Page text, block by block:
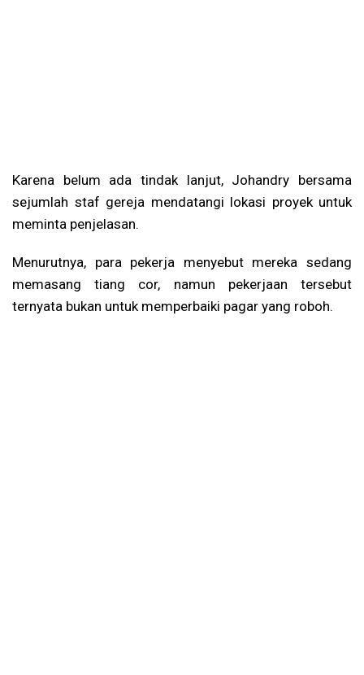
Karena belum ada tindak lanjut, Johandry bersama
sejumlah staf gereja mendatangi lokasi proyek untuk
meminta penjelasan.
Menurutnya, para pekerja menyebut mereka sedang
memasang tiang cor, namun pekerjaan tersebut
ternyata bukan untuk memperbaiki pagar yang roboh.